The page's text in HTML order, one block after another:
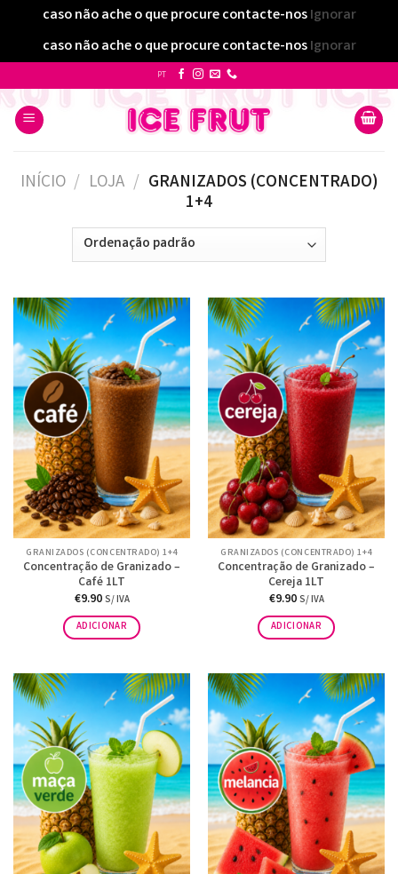
caso não ache o que procure contacte-nosIgnorar
caso não ache o que procure contacte-nosIgnorar
to
content
PT
INÍCIO / LOJA / GRANIZADOS (CONCENTRADO)
1+4
GRANIZADOS (CONCENTRADO) 1+4
Concentração de Granizado –
Café 1LT
€9.90 S/ IVA
ADICIONAR
GRANIZADOS (CONCENTRADO) 1+4
Concentração de Granizado –
Cereja 1LT
€9.90 S/ IVA
ADICIONAR